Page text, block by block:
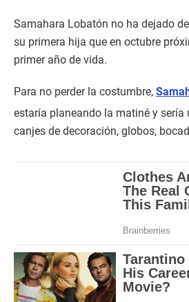
Samahara Lobatón no ha dejado
su primera hija que en octubre
primer año de vida.
Para no perder la costumbre,
estaría planeando la matiné y sería
canjes de decoración, globos,